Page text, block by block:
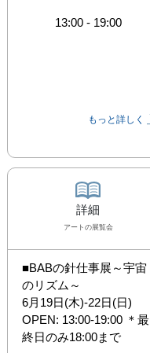
13:00- 19:00
もっと詳しく
詳細
アート の展覧会
■BABの針仕事展～宇宙
のリズム～
6月19日(木)-22日(日)
OPEN: 13:00-19:00 ＊最
終日のみ18:00まで